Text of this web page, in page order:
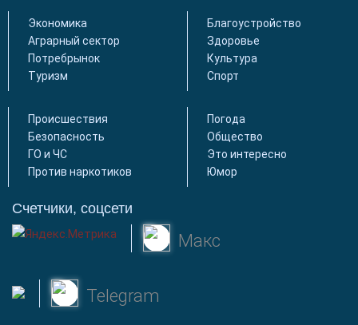
Экономика
Аграрный сектор
Потребрынок
Туризм
Благоустройство
Здоровье
Культура
Спорт
Происшествия
Безопасность
ГО и ЧС
Против наркотиков
Погода
Общество
Это интересно
Юмор
Счетчики, соцсети
Макс
Telegram